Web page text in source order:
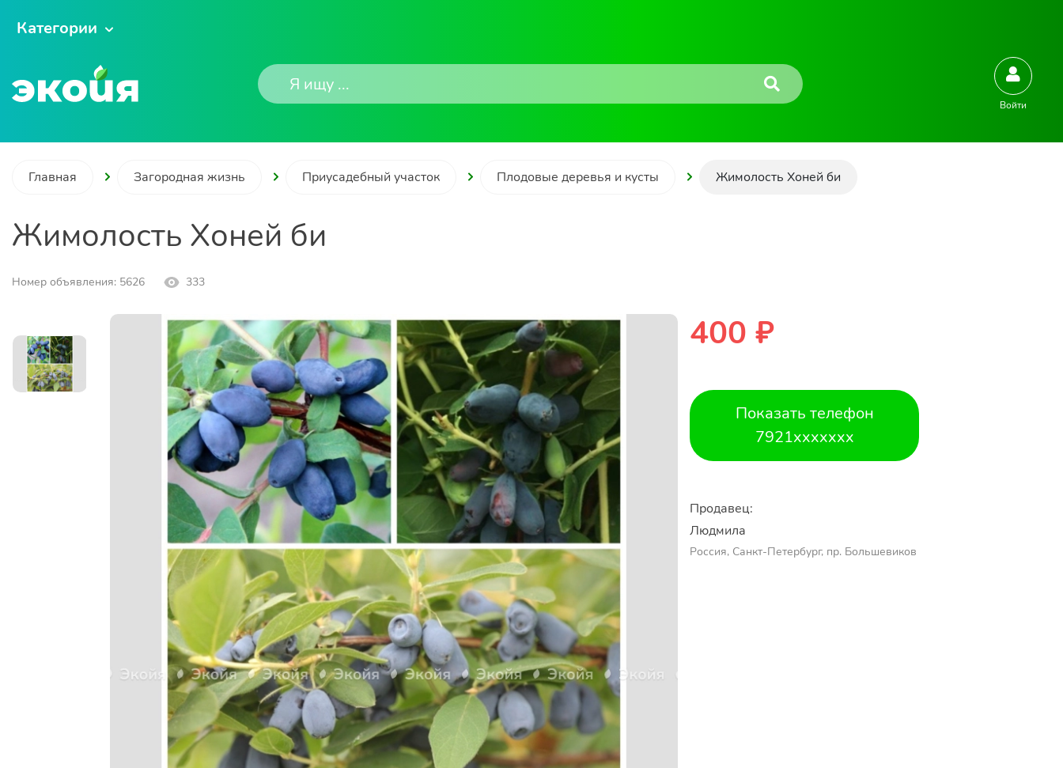
Категории
Войти
Главная Загородная жизнь Приусадебный участок Плодовые деревья и кусты Жимолость Хоней би
Жимолость Хоней би
Номер объявления: 5626 333
400 ₽
Показать телефон
7921xxxxxxx
Продавец:
Людмила
Россия, Санкт-Петербург, пр. Большевиков